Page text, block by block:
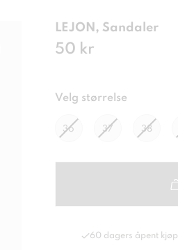
LEJON, Sandaler
Pris :50 kr
50 kr
Velg størrelse
36 37 38
60 dagers åpent kjøp